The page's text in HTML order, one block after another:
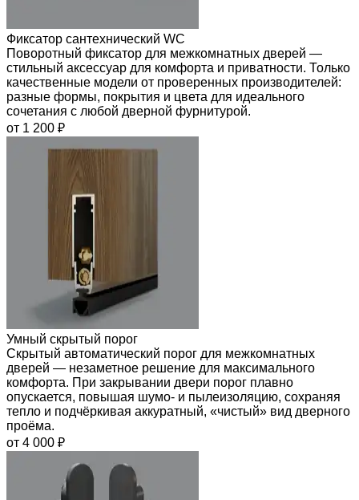
Фиксатор сантехнический WC
Поворотный фиксатор для межкомнатных дверей —
стильный аксессуар для комфорта и приватности. Только
качественные модели от проверенных производителей:
разные формы, покрытия и цвета для идеального
сочетания с любой дверной фурнитурой.
от 1 200 ₽
Умный скрытый порог
Скрытый автоматический порог для межкомнатных
дверей — незаметное решение для максимального
комфорта. При закрывании двери порог плавно
опускается, повышая шумо- и пылеизоляцию, сохраняя
тепло и подчёркивая аккуратный, «чистый» вид дверного
проёма.
от 4 000 ₽